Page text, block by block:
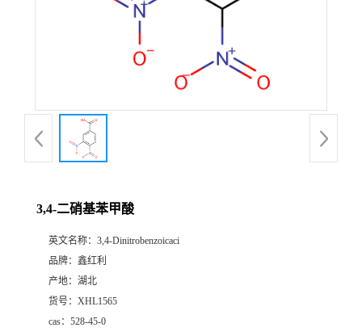
3,4-二硝基苯甲酸
英文名称： 3,4-Dinitrobenzoicaci
品牌： 鑫红利
产地： 湖北
货号： XHL1565
cas： 528-45-0